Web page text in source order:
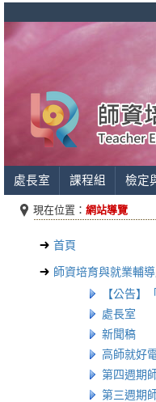
處長室 課程組 檢定
現在位置： 網站導覽
首頁
師資培育與就業輔
【公告】
處長室
新聞稿
高師就好
第四週期
第三週期